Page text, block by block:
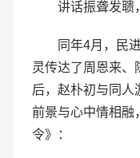
讲话振聋发聩
同年4月，民
灵传达了周恩来、
后，赵朴初与同人
前景与心中情相融
令》：